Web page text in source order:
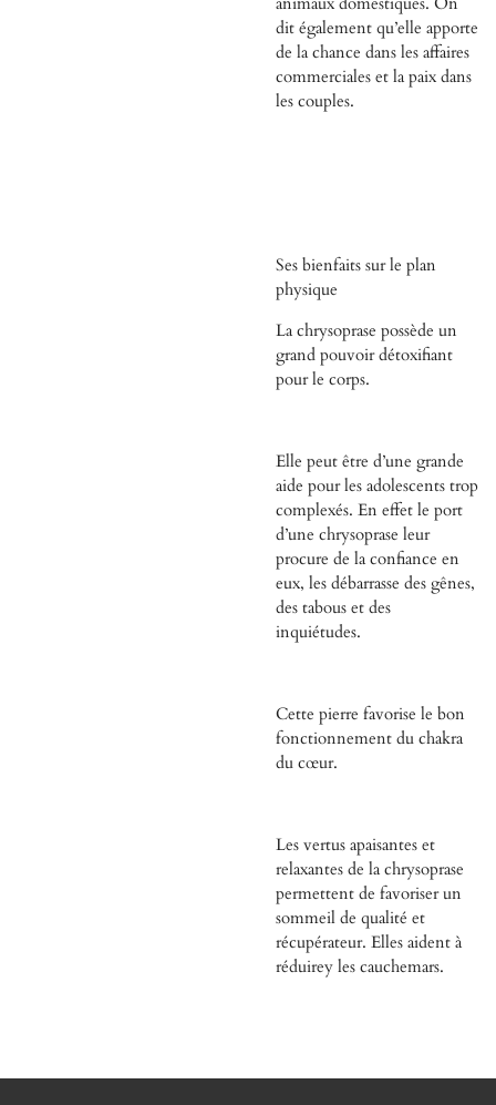
dit également qu’elle apporte
de la chance dans les affaires
commerciales et la paix dans
les couples.
Ses bienfaits sur le plan
physique
La chrysoprase possède un
grand pouvoir détoxifiant
pour le corps.
Elle peut être d’une grande
aide pour les adolescents trop
complexés. En effet le port
d’une chrysoprase leur
procure de la confiance en
eux, les débarrasse des gênes,
des tabous et des
inquiétudes.
Cette pierre favorise le bon
fonctionnement du chakra
du cœur.
Les vertus apaisantes et
relaxantes de la chrysoprase
permettent de favoriser un
sommeil de qualité et
récupérateur. Elles aident à
réduirey les cauchemars.